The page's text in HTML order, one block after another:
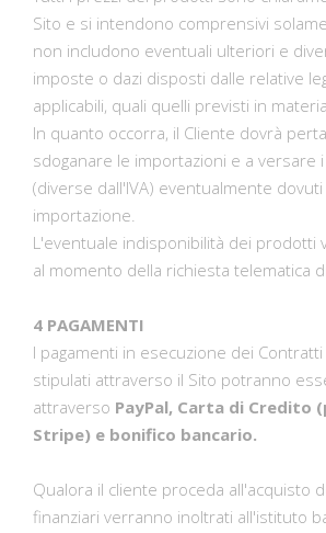
Sito e si intendono comprensivi
non includono eventuali ulteriori e
imposte o dazi disposti dalle relative
applicabili, quali quelli previsti in
In quanto occorra, il Cliente dovrà
sdoganare le importazioni e a versare
(diverse dall'IVA) eventualmente
importazione.
L'eventuale indisponibilità dei prodotti
al momento della richiesta telematica
4 PAGAMENTI
I pagamenti in esecuzione dei
stipulati attraverso il Sito potranno
attraverso PayPal, Carta di Credito
Stripe) e bonifico bancario.
Qualora il cliente proceda all'acquisto
finanziari verranno inoltrati all'istituto